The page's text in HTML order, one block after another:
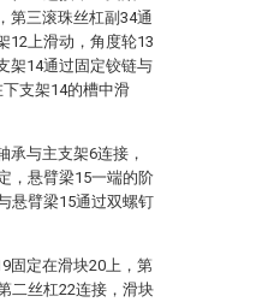
第三滚珠丝杠副34通
12上滑动，角度轮13
架14通过固定铰链与
支架14的槽中滑
承与主支架6连接，
，悬臂梁15一端的阶
悬臂梁15通过双螺钉
固定在滑块20上，第
二丝杠22连接，滑块